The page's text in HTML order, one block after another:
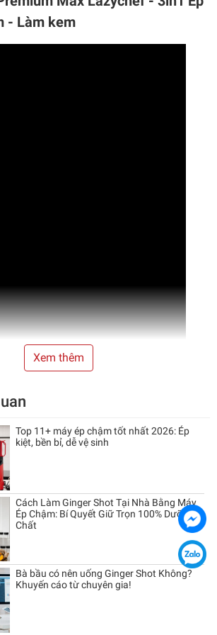
- Làm kem
NÂNG CẤP · CÔNG NGHỆ ÉP LẠNH ĐỨC
Nguyên Quả 200W
Max Lazychef 3in1
· Vắt Cam · Làm Kem
Xem thêm
Top 11+ máy ép chậm tốt nhất 2026: Ép
kiệt, bền bỉ, dễ vệ sinh
Cách Làm Ginger Shot Tại Nhà Bằng Máy
Ép Chậm: Bí Quyết Giữ Trọn 100% Dưỡng
Chất
Bà bầu có nên uống Ginger Shot Không?
Khuyến cáo từ chuyên gia!